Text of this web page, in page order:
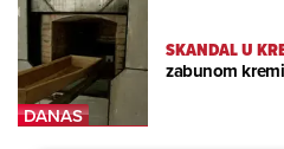
SKANDAL U
zabunom